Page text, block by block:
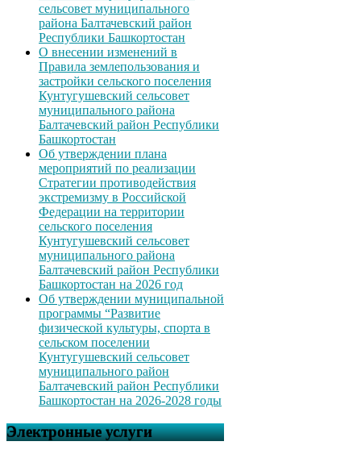
сельсовет муниципального
района Балтачевский район
Республики Башкортостан
О внесении изменений в
Правила землепользования и
застройки сельского поселения
Кунтугушевский сельсовет
муниципального района
Балтачевский район Республики
Башкортостан
Об утверждении плана
мероприятий по реализации
Стратегии противодействия
экстремизму в Российской
Федерации на территории
сельского поселения
Кунтугушевский сельсовет
муниципального района
Балтачевский район Республики
Башкортостан на 2026 год
Об утверждении муниципальной
программы “Развитие
физической культуры, спорта в
сельском поселении
Кунтугушевский сельсовет
муниципального район
Балтачевский район Республики
Башкортостан на 2026-2028 годы
Электронные услуги